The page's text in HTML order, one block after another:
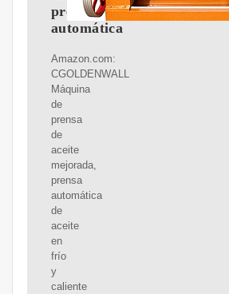
prensa
automática
Amazon.com:
CGOLDENWALL
Máquina
de
prensa
de
aceite
mejorada,
prensa
automática
de
aceite
en
frío
y
caliente